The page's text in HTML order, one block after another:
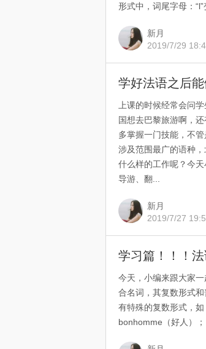
形式中，词尾字母：“l”
新月
2019/7/29
学好法语之后能
上课的时候经常会问
国想去巴黎旅游啊，
多掌握一门技能，不
涉及范围最广的语种
什么样的工作呢？今
导游、翻...
新月
2019/7/27
学习篇！！！
今天，小编来跟大家
合名词，其复数形式
有特殊的复数形式，
bonhomme（好人）